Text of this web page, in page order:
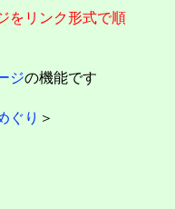
をリンク形式で順
ジの機能です
ぐり ＞